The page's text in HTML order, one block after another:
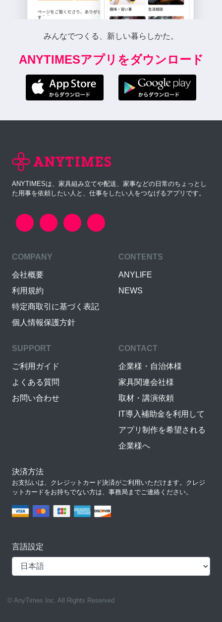
みんなでつくる、新しい暮らしかた。
ANYTIMESアプリをダウンロード
ANYTIMESは、家具組み立てや配送、家事などの日常のちょっとし
た用事を依頼したい人と、仕事をしたい人をつなげるアプリです。
COMPANY
会社概要
利用規約
特定商取引に基づく表記
個人情報保護方針
CONTENTS
ANYLIFE
NEWS
SUPPORT
ご利用ガイド
よくある質問
お問い合わせ
CONTACT
企業様・自治体様
家具関連会社様
取材・講演依頼
IT導入補助金を利用して
アプリ制作を希望される
企業様へ
決済方法
お支払いは、クレジットカード決済がご利用いただけます。クレジ
ットカードをお持ちでない方は、事務局までご連絡ください。
言語設定
© AnyTimes Inc. All Rights Reserved